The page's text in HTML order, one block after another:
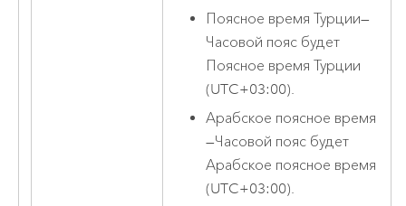
Поясное время Турции—
Часовой пояс будет
Поясное время Турции
(UTC+03:00).
Арабское поясное время
—Часовой пояс будет
Арабское поясное время
(UTC+03:00).